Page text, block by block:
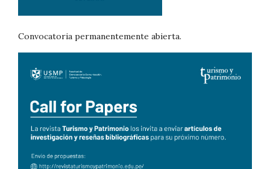
Convocatoria permanentemente abierta.